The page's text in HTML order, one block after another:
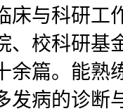
床与科研工
、校科研基
余篇。能熟
发病的诊断